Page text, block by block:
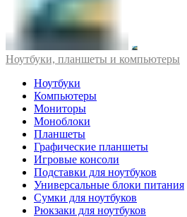
Ноутбуки, планшеты и компьютеры
Ноутбуки
Компьютеры
Мониторы
Моноблоки
Планшеты
Графические планшеты
Игровые консоли
Подставки для ноутбуков
Универсальные блоки питания
Сумки для ноутбуков
Рюкзаки для ноутбуков